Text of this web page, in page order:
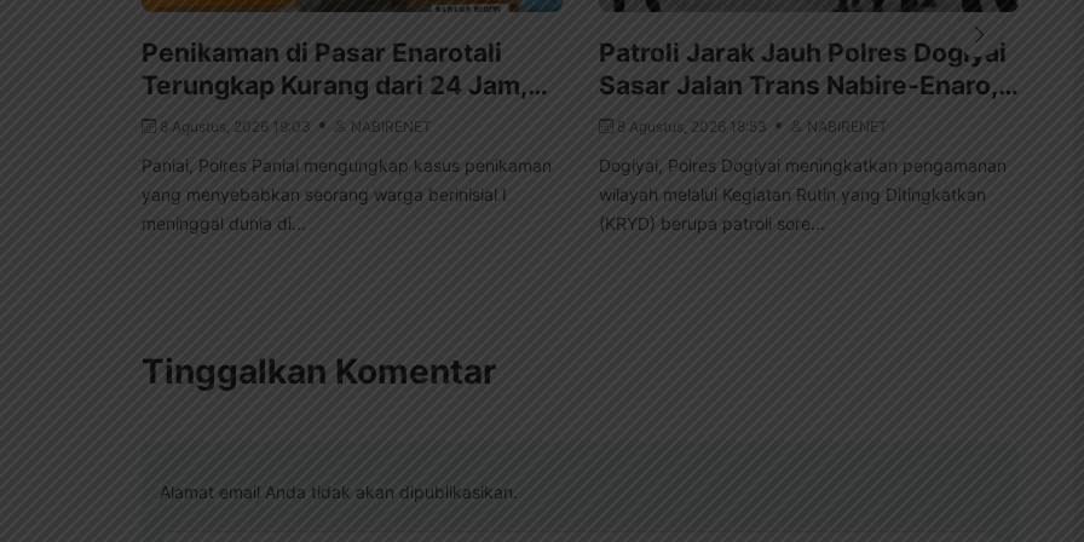
Penikaman di Pasar Enarotali
Terungkap Kurang dari 24 Jam,…
8 Agustus, 2026 19:03 NABIRENET
Paniai, Polres Paniai mengungkap kasus penikaman
yang menyebabkan seorang warga berinisial I
meninggal dunia di...
Patroli Jarak Jauh Polres Dogiyai
Sasar Jalan Trans Nabire-Enaro,…
8 Agustus, 2026 18:53 NABIRENET
Dogiyai, Polres Dogiyai meningkatkan pengamanan
wilayah melalui Kegiatan Rutin yang Ditingkatkan
(KRYD) berupa patroli sore...
Tinggalkan Komentar
Alamat email Anda tidak akan dipublikasikan.